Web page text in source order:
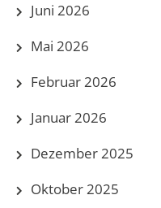
Juni 2026
Mai 2026
Februar 2026
Januar 2026
Dezember 2025
Oktober 2025